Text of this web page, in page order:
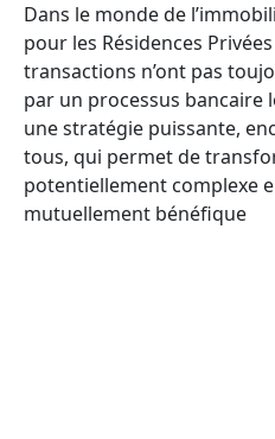
marché
immobilier
des
RPA
Dans le monde de
pour les Résidences
transactions n’ont pas
par un processus bancaire
une stratégie puissante,
tous, qui permet de
potentiellement complexe
mutuellement bénéfique